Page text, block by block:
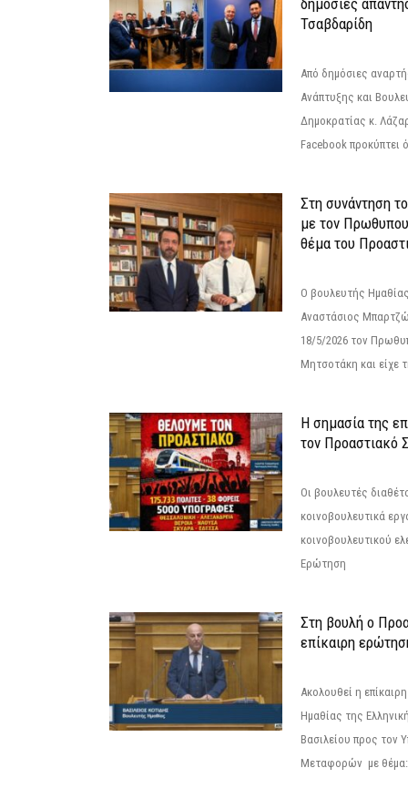
Τσαβδαρίδη
Από δημόσιες
Ανάπτυξης και
Δημοκρατίας κ.
Facebook προκύπτει
Στη συνάντηση
με τον
θέμα του
Ο βουλευτής
Αναστάσιος
18/5/2026 τον
Μητσοτάκη και είχε
Η σημασία της
τον Προαστιακό
Οι βουλευτές
κοινοβουλευτικά
κοινοβουλευτικού
Ερώτηση
Στη βουλή ο
επίκαιρη
Ακολουθεί η
Ημαθίας της
Βασιλείου προς τον
Μεταφορών με θέμα: